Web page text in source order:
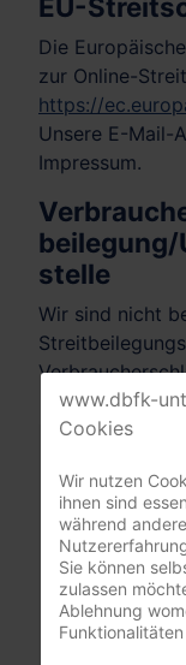
EU-
Die
zur Online-
https://
Unsere E-Mail-
Impressum.
stelle
Wir sind nicht
nur
(DBfK
www.dbfk-
Cookies
Wir nutzen
ihnen sind
während
Sie können
zulassen
Ablehnung